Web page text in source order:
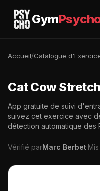
Gym
Accueil/Catalogue
Cat Cow Stretch
App gratuite de suivi
suivez cet exercice avec
détection automatique des
Vérifié parMarc Berbet·